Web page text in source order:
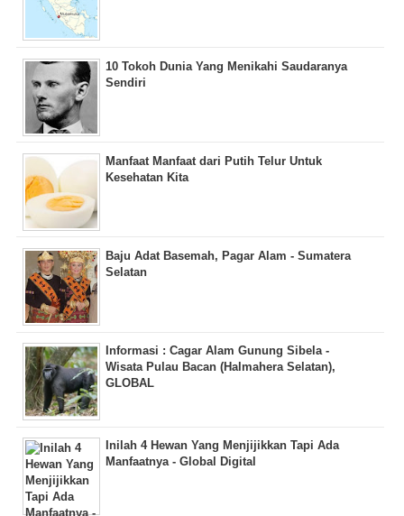
10 Tokoh Dunia Yang Menikahi Saudaranya
Sendiri
Manfaat Manfaat dari Putih Telur Untuk
Kesehatan Kita
Baju Adat Basemah, Pagar Alam - Sumatera
Selatan
Informasi : Cagar Alam Gunung Sibela -
Wisata Pulau Bacan (Halmahera Selatan),
GLOBAL
Inilah 4 Hewan Yang Menjijikkan Tapi Ada
Manfaatnya - Global Digital